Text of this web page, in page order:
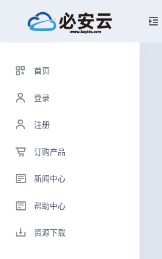
首页
登录
注册
订购产品
新闻中心
帮助中心
资源下载